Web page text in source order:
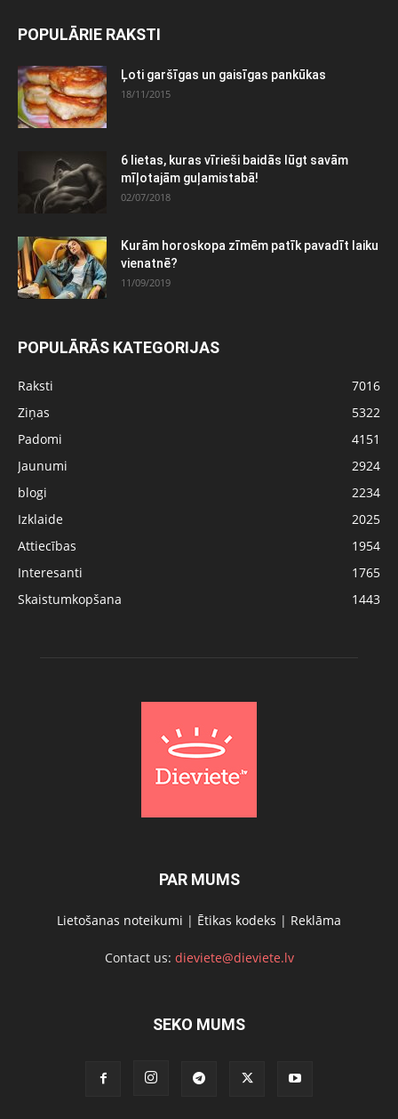
POPULĀRIE RAKSTI
Ļoti garšīgas un gaisīgas pankūkas
18/11/2015
6 lietas, kuras vīrieši baidās lūgt savām
mīļotajām guļamistabā!
02/07/2018
Kurām horoskopa zīmēm patīk pavadīt laiku
vienatnē?
11/09/2019
POPULĀRĀS KATEGORIJAS
Raksti
7016
Ziņas
5322
Padomi
4151
Jaunumi
2924
blogi
2234
Izklaide
2025
Attiecības
1954
Interesanti
1765
Skaistumkopšana
1443
PAR MUMS
Lietošanas noteikumi | Ētikas kodeks | Reklāma
Contact us: dieviete@dieviete.lv
SEKO MUMS